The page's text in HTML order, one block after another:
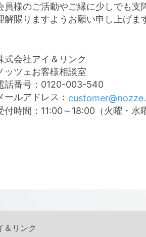
員様のご活動やご縁に少しでも
解賜りますようお願い申し上げま
式会社アイ＆リンク
ッツェお客様相談室
話番号：0120-003-540
ールアドレス：
付時間：11:00～18:00（火曜・水
＆リンク